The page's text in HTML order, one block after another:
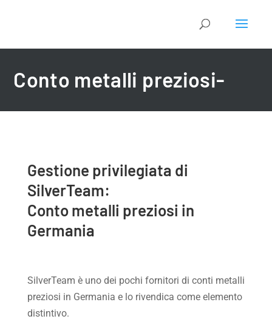
Conto metalli preziosi-
Gestione privilegiata di
SilverTeam:
Conto metalli preziosi in
Germania
SilverTeam è uno dei pochi fornitori di conti metalli
preziosi in Germania e lo rivendica come elemento
distintivo.